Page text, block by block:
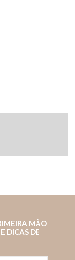
MÃO
DICAS DE